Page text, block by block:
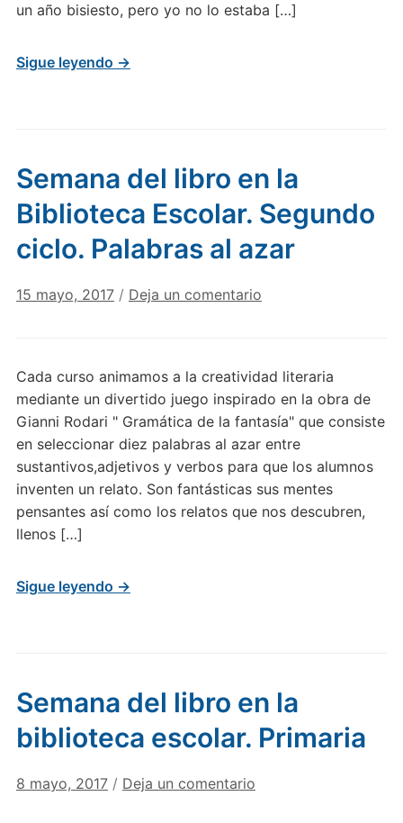
un año bisiesto, pero yo no lo estaba […]
Sigue leyendo →
Semana del libro en la
Biblioteca Escolar. Segundo
ciclo. Palabras al azar
15 mayo, 2017 / Deja un comentario
Cada curso animamos a la creatividad literaria
mediante un divertido juego inspirado en la obra de
Gianni Rodari " Gramática de la fantasía" que consiste
en seleccionar diez palabras al azar entre
sustantivos,adjetivos y verbos para que los alumnos
inventen un relato. Son fantásticas sus mentes
pensantes así como los relatos que nos descubren,
llenos […]
Sigue leyendo →
Semana del libro en la
biblioteca escolar. Primaria
8 mayo, 2017 / Deja un comentario